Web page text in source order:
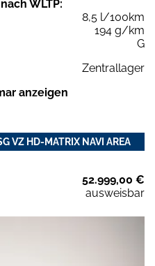
WLTP:
8,5 l/100km
194 g/km
G
Zentrallager
anzeigen
VZ HD-MATRIX NAVI AREA
52.999,00 €
ausweisbar